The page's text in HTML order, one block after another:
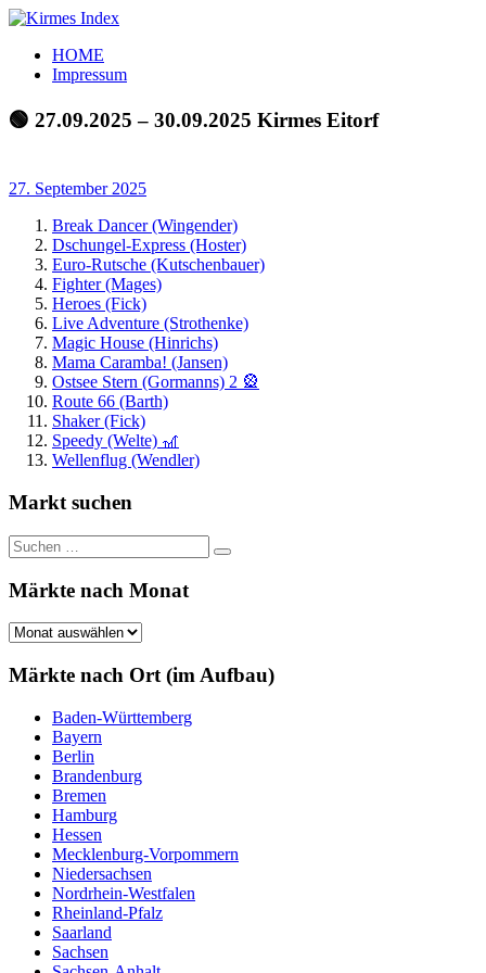
Zum
springen
Kirmes
Index
Tourpläne
der
letzten
HOME
Impressum
🟢 27.09.2025 – 30.09.2025 Kirmes Eitorf
27. September 2025
Break Dancer (Wingender)
Dschungel-Express (Hoster)
Euro-Rutsche (Kutschenbauer)
Fighter (Mages)
Heroes (Fick)
Live Adventure (Strothenke)
Magic House (Hinrichs)
Mama Caramba! (Jansen)
Ostsee Stern (Gormanns) 2 🎡
Route 66 (Barth)
Shaker (Fick)
Speedy (Welte) 🎢
Wellenflug (Wendler)
Markt suchen
Suchen
nach:
Suchen
Märkte nach Monat
Märkte
Monat
Märkte nach Ort (im Aufbau)
Baden-Württemberg
Bayern
Berlin
Brandenburg
Bremen
Hamburg
Hessen
Mecklenburg-Vorpommern
Niedersachsen
Nordrhein-Westfalen
Rheinland-Pfalz
Saarland
Sachsen